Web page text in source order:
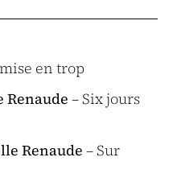
en trop
– Six jours
Renaude – Sur